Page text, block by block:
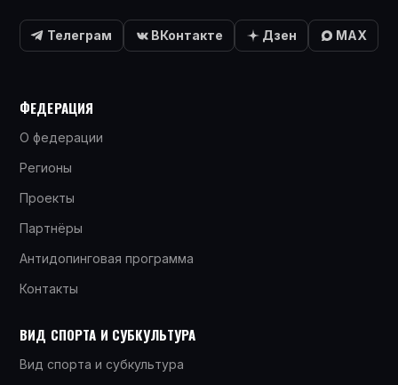
Телеграм ВКонтакте Дзен MAX
ФЕДЕРАЦИЯ
О федерации
Регионы
Проекты
Партнёры
Антидопинговая программа
Контакты
ВИД СПОРТА И СУБКУЛЬТУРА
Вид спорта и субкультура